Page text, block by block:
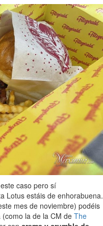
caso pero sí
Lotus estáis de enhorabuena.
mes de noviembre) podéis
la de la CM de The